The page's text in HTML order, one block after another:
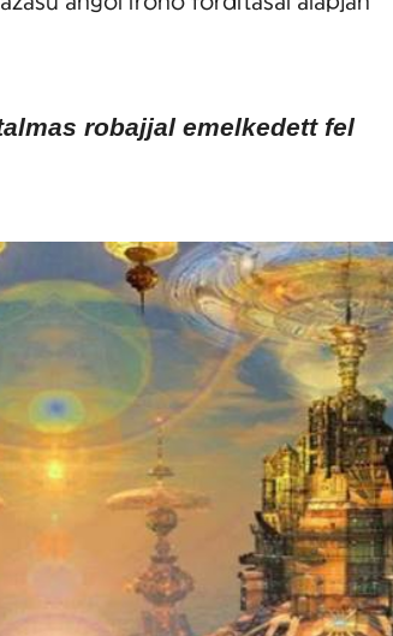
robajjal emelkedett fel